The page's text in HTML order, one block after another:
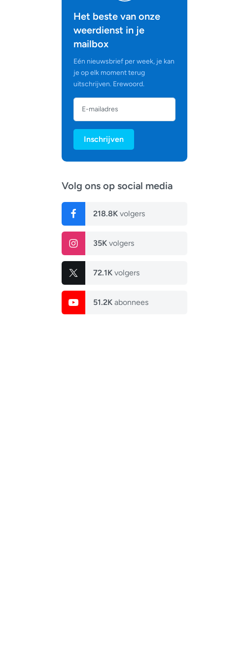
Het beste van onze
weerdienst in je
mailbox
Eén nieuwsbrief per week, je kan
je op elk moment terug
uitschrijven. Erewoord.
Inschrijven
Volg ons op social media
218.8K volgers
35K volgers
72.1K volgers
51.2K abonnees